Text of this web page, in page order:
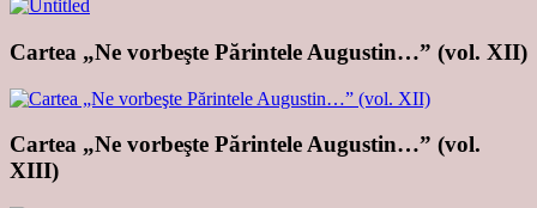
Cartea „Ne vorbeşte Părintele Augustin…” (vol. XII)
Cartea „Ne vorbeşte Părintele Augustin…” (vol.
XIII)